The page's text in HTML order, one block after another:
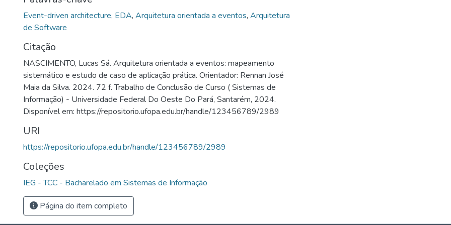
Event-driven architecture, EDA, Arquitetura orientada a eventos, Arquitetura
de Software
Citação
NASCIMENTO, Lucas Sá. Arquitetura orientada a eventos: mapeamento
sistemático e estudo de caso de aplicação prática. Orientador: Rennan José
Maia da Silva. 2024. 72 f. Trabalho de Conclusão de Curso ( Sistemas de
Informação) - Universidade Federal Do Oeste Do Pará, Santarém, 2024.
Disponível em: https://repositorio.ufopa.edu.br/handle/123456789/2989
URI
https://repositorio.ufopa.edu.br/handle/123456789/2989
Coleções
IEG - TCC - Bacharelado em Sistemas de Informação
Página do item completo